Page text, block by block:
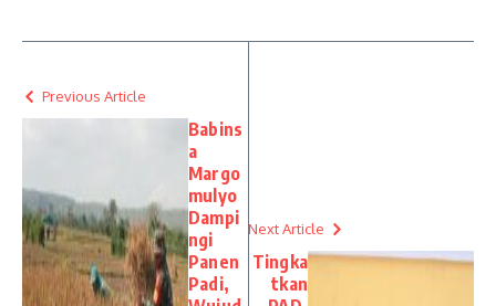
Previous Article
Babins
a
Margo
mulyo
Dampi
ngi
Panen
Padi,
Next Article
Tingka
tkan